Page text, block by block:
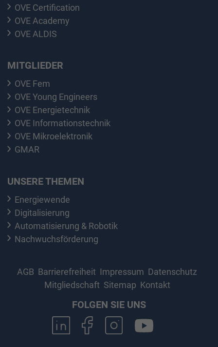
OVE Certification
OVE Academy
OVE ALDIS
MITGLIEDER
OVE Fem
OVE Young Engineers
OVE Energietechnik
OVE Informationstechnik
OVE Mikroelektronik
GMAR
UNSERE THEMEN
Energiewende
Digitalisierung
Automatisierung & Robotik
Nachwuchsförderung
AGB Barrierefreiheit Impressum Datenschutz
Mitgliedschaft Sitemap Kontakt
FOLGEN SIE UNS